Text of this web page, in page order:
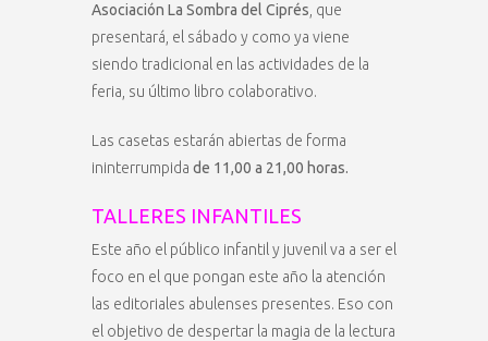
Asociación La Sombra del Ciprés, que
presentará, el sábado y como ya viene
siendo tradicional en las actividades de la
feria, su último libro colaborativo.
Las casetas estarán abiertas de forma
ininterrumpida de 11,00 a 21,00 horas.
TALLERES INFANTILES
Este año el público infantil y juvenil va a ser el
foco en el que pongan este año la atención
las editoriales abulenses presentes. Eso con
el objetivo de despertar la magia de la lectura